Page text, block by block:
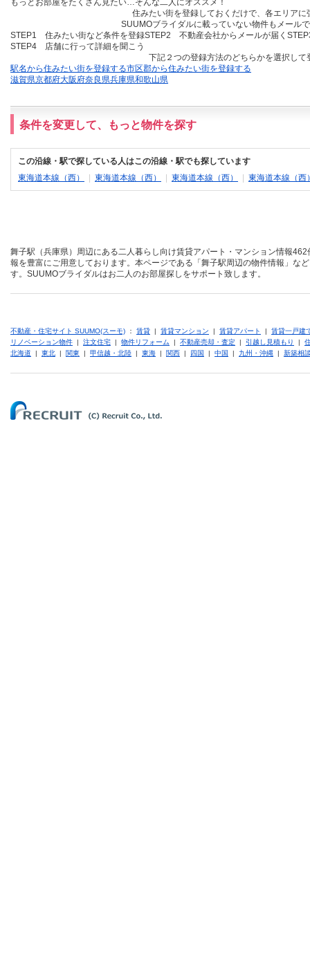
もっとお部屋をたくさん見たい…そんな二人にオススメ！
住みたい街を登録しておくだけで、各エリアに
SUUMOブライダルに載っていない物件も メール
STEP1 住みたい街など条件を登録STEP2 不動産会社からメールが届く
STEP4 店舗に行って詳細を聞こう
下記２つの登録方法のどちらかを選択して
駅名から住みたい街を登録する市区郡から住みたい街を登録する
滋賀県京都府大阪府奈良県兵庫県和歌山県
条件を変更して、もっと物件を探す
この沿線・駅で探している人はこの沿線・駅でも探しています
東海道本線（西）
東海道本線（西） 東海道本線（西） 東海道本線（西
舞子駅（兵庫県）周辺にある二人暮らし向け賃貸アパート・マンション情報
報を豊富にご用意しております。本ページである「舞子駅周辺の物件情報」な
す。SUUMOブライダルはお二人のお部屋探しをサポート致します。
不動産・住宅サイト SUUMO(スーモ) ： 賃貸 | 賃貸マンション | 賃貸アパート | 賃貸一戸建
リノベーション物件 | 注文住宅 | 物件リフォーム | 不動産売却・査定 | 引越し見積もり |
北海道 | 東北 | 関東 | 甲信越・北陸 | 東海 | 関西 | 四国 | 中国 | 九州・沖縄 | 新築相